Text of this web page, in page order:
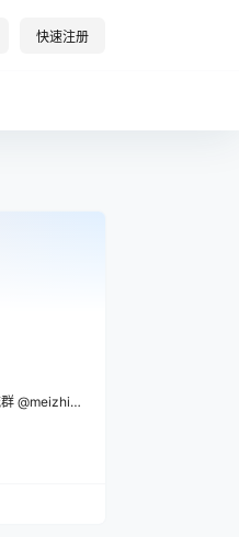
快速注册
，欢迎加入！